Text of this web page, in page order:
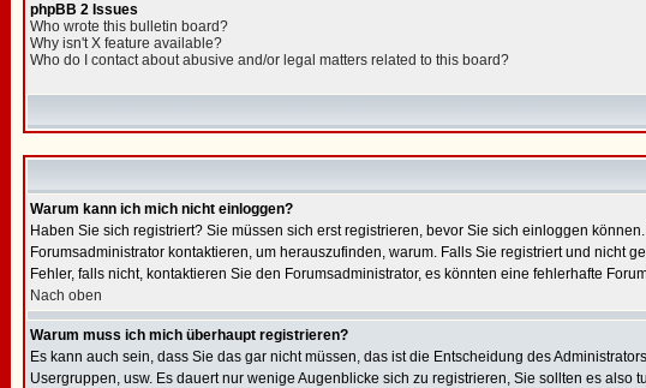
phpBB 2 Issues
Who wrote this bulletin board?
Why isn't X feature available?
Who do I contact about abusive and/or legal matters related to this board?
Warum kann ich mich nicht einloggen?
Haben Sie sich registriert? Sie müssen sich erst registrieren, bevor Sie sich einloggen
Forumsadministrator kontaktieren, um herauszufinden, warum. Falls Sie registriert und
Fehler, falls nicht, kontaktieren Sie den Forumsadministrator, es könnten eine fehlerhafte
Nach oben
Warum muss ich mich überhaupt registrieren?
Es kann auch sein, dass Sie das gar nicht müssen, das ist die Entscheidung des
Usergruppen, usw. Es dauert nur wenige Augenblicke sich zu registrieren, Sie sollten es also